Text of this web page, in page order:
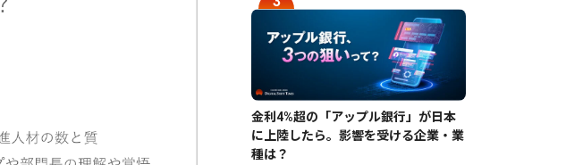
金利4%超の「アップル銀行」が日本
に上陸したら。影響を受ける企業・業
種は？